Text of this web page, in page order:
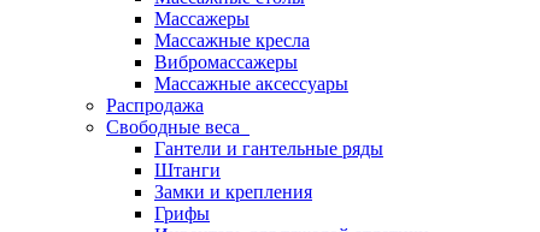
Массажеры
Массажные кресла
Вибромассажеры
Массажные аксессуары
Распродажа
Свободные веса
Гантели и гантельные ряды
Штанги
Замки и крепления
Грифы